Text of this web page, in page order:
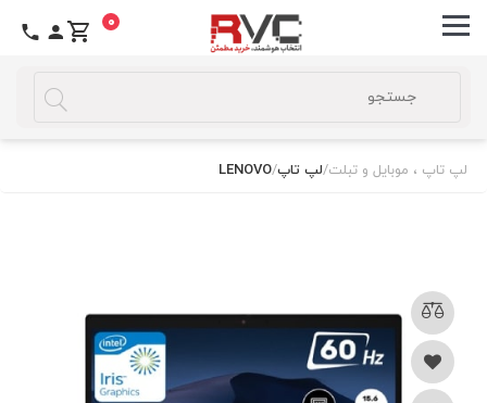
0
لپ تاپ ، موبایل و تبلت/لپ تاپ/
LENOVO